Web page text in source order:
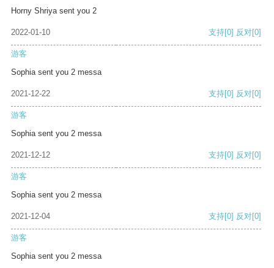
Horny Shriya sent you 2
2022-01-10 支持[0] 反对[0]
游客
Sophia sent you 2 messa
2021-12-22 支持[0] 反对[0]
游客
Sophia sent you 2 messa
2021-12-12 支持[0] 反对[0]
游客
Sophia sent you 2 messa
2021-12-04 支持[0] 反对[0]
游客
Sophia sent you 2 messa